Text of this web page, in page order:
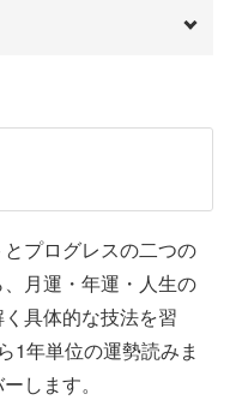
くのか、みなさん気に
とプログレスチャート
ます。
07:54
10:40
13:10
とプログレスの二つの
月運・年運・人生の
具体的な技法を習
1年単位の運勢読みま
します。